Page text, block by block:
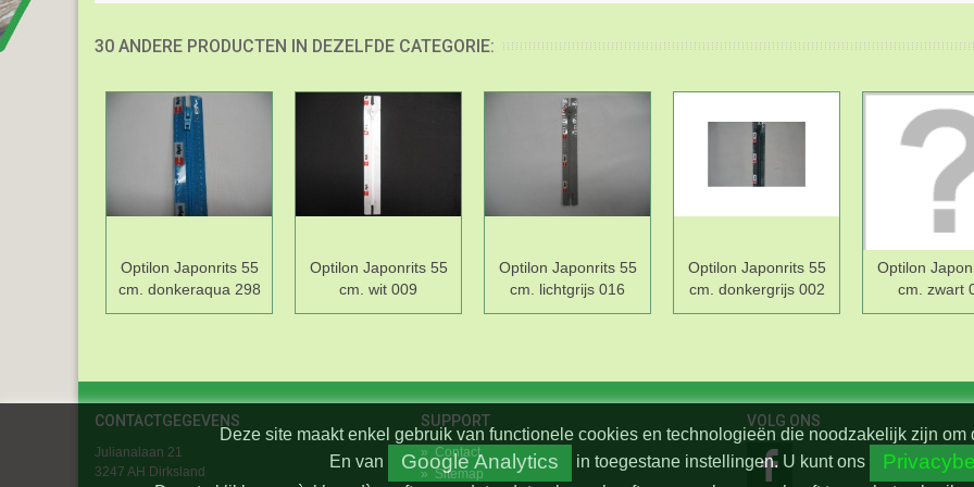
30 ANDERE PRODUCTEN IN DEZELFDE CATEGORIE:
Optilon Japonrits 55
cm. donkeraqua 298
Optilon Japonrits 55
cm. wit 009
Optilon Japonrits 55
cm. lichtgrijs 016
Optilon Japonrits 55
cm. donkergrijs 002
Optilon
cm. zwart
CONTACTGEGEVENS
Julianalaan 21
3247 AH Dirksland
SUPPORT
» Contact
» Sitemap
VOLG ONS
Deze site maakt enkel gebruik van functionele cookies en technologieën die noodzakelijk zijn
En van Google Analytics in toegestane instellingen. U kunt ons